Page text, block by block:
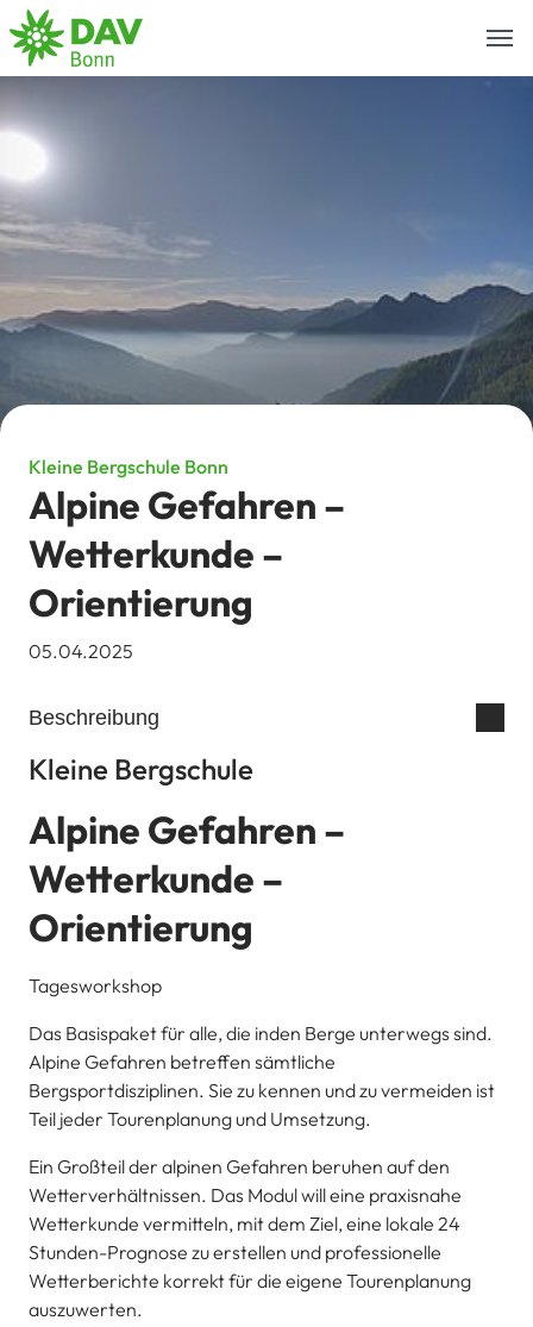
Kleine Bergschule Bonn
Alpine Gefahren –
Wetterkunde –
Orientierung
05.04.2025
Beschreibung
Kleine Bergschule
Alpine Gefahren –
Wetterkunde –
Orientierung
Tagesworkshop
Das Basispaket für alle, die inden Berge unterwegs sind.
Alpine Gefahren betreffen sämtliche
Bergsportdisziplinen. Sie zu kennen und zu vermeiden ist
Teil jeder Tourenplanung und Umsetzung.
Ein Großteil der alpinen Gefahren beruhen auf den
Wetterverhältnissen. Das Modul will eine praxisnahe
Wetterkunde vermitteln, mit dem Ziel, eine lokale 24
Stunden-Prognose zu erstellen und professionelle
Wetterberichte korrekt für die eigene Tourenplanung
auszuwerten.